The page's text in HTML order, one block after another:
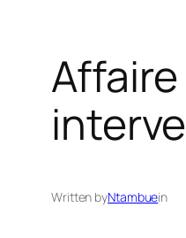
Written byNtambuein